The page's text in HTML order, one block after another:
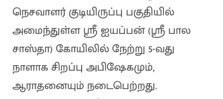
நெசவாளர் குடியிருப்பு பகுதியில்
அமைந்துள்ள ஶ்ரீ ஐயப்பன் (ஶ்ரீ பால
சாஸ்தா) கோயிலில் நேற்று 5-வது
நாளாக சிறப்பு அபிஷேகமும்,
ஆராதனையும் நடைபெற்றது.